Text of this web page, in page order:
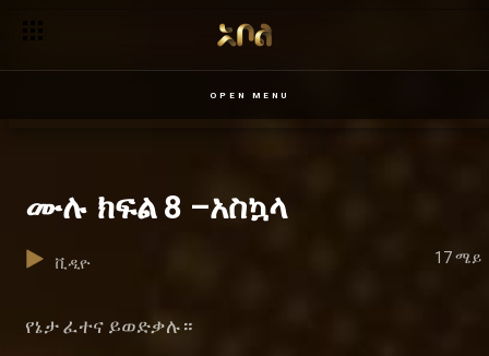
OPEN MENU
ሙሉ ክፍል 8 –አስኳላ
ቪዲዮ 17 ሜይ
የኔታ ፈተና ይወድቃሉ።